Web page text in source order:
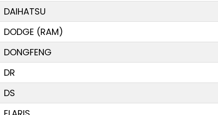
DAIHATSU
DODGE (RAM)
DONGFENG
DR
DS